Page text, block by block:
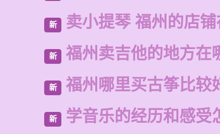
新 卖小提琴 福州的店
新 福州卖吉他的地方在
新 福州哪里买古筝比较
新 学音乐的经历和感受